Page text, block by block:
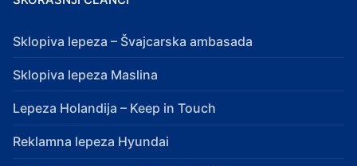
Sklopiva lepeza – Švajcarska ambasada
Sklopiva lepeza Maslina
Lepeza Holandija – Keep in Touch
Reklamna lepeza Hyundai